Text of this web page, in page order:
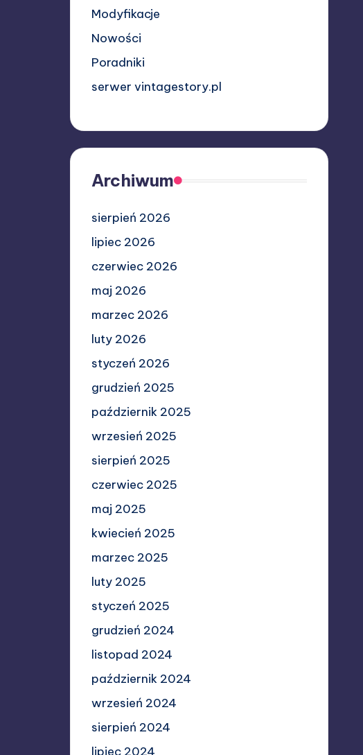
Modyfikacje
Nowości
Poradniki
serwer vintagestory.pl
Archiwum
sierpień 2026
lipiec 2026
czerwiec 2026
maj 2026
marzec 2026
luty 2026
styczeń 2026
grudzień 2025
październik 2025
wrzesień 2025
sierpień 2025
czerwiec 2025
maj 2025
kwiecień 2025
marzec 2025
luty 2025
styczeń 2025
grudzień 2024
listopad 2024
październik 2024
wrzesień 2024
sierpień 2024
lipiec 2024